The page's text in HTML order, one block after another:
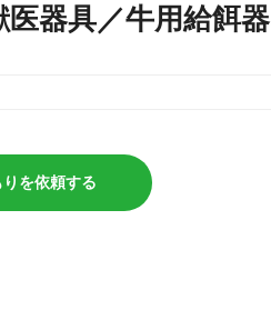
医器具／牛用給餌器
を依頼する